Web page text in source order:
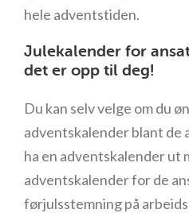
hele adventstiden.
Julekalender for
det er opp til deg!
Du kan selv velge om du
adventskalender blant de
ha en adventskalender ut
adventskalender for de
førjulsstemning på